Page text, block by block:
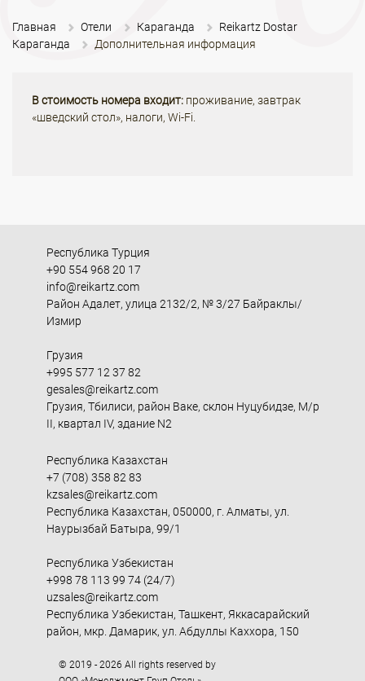
Главная Отели Караганда
Reikartz Dostar
Караганда
Дополнительная информация
В стоимость номера входит: проживание, завтрак
«шведский стол», налоги, Wi-Fi.
Республика Турция
+90 554 968 20 17
info@reikartz.com
Район Адалет, улица 2132/2, № 3/27 Байраклы/
Измир
Грузия
+995 577 12 37 82
gesales@reikartz.com
Грузия, Тбилиси, район Ваке, склон Нуцубидзе, М/р
II, квартал IV, здание N2
Республика Казахстан
+7 (708) 358 82 83
kzsales@reikartz.com
Республика Казахстан, 050000, г. Алматы, ул.
Наурызбай Батыра, 99/1
Республика Узбекистан
+998 78 113 99 74 (24/7)
uzsales@reikartz.com
Республика Узбекистан, Ташкент, Яккасарайский
район, мкр. Дамарик, ул. Абдуллы Каххора, 150
© 2019 - 2026 All rights reserved by